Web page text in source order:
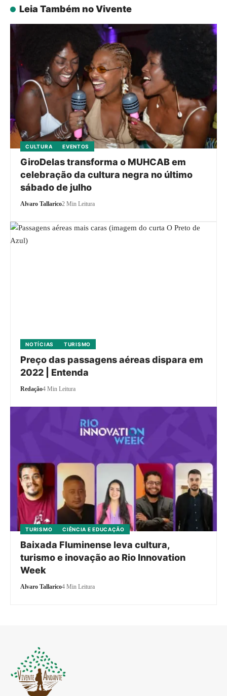
Leia Também no Vivente
CULTURA EVENTOS
GiroDelas transforma o MUHCAB em
celebração da cultura negra no último
sábado de julho
Alvaro Tallarico2 Min Leitura
NOTÍCIAS TURISMO
Preço das passagens aéreas dispara em
2022 | Entenda
Redação4 Min Leitura
TURISMO CIÊNCIA E EDUCAÇÃO
Baixada Fluminense leva cultura,
turismo e inovação ao Rio Innovation
Week
Alvaro Tallarico4 Min Leitura